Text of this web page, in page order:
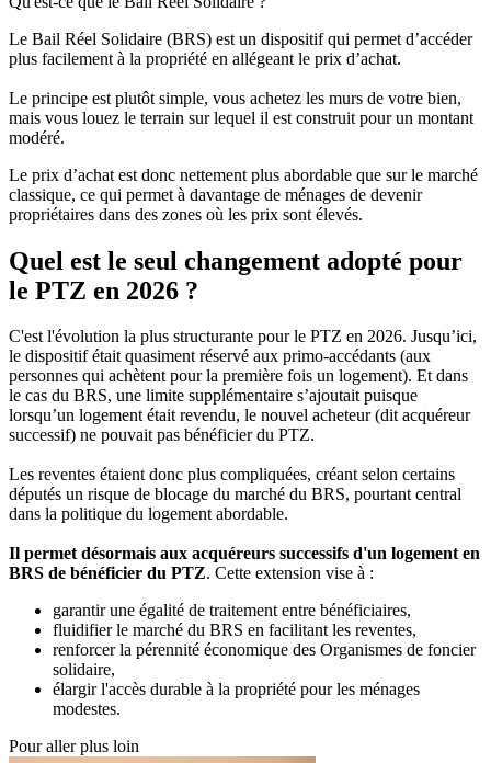
Le Bail Réel Solidaire (BRS) est un dispositif qui permet d’accéder
plus facilement à la propriété en allégeant le prix d’achat.
Le principe est plutôt simple, vous achetez les murs de votre bien,
mais vous louez le terrain sur lequel il est construit pour un montant
modéré.
Le prix d’achat est donc nettement plus abordable que sur le marché
classique, ce qui permet à davantage de ménages de devenir
propriétaires dans des zones où les prix sont élevés.
Quel est le seul changement adopté pour
le PTZ en 2026 ?
C'est l'évolution la plus structurante pour le PTZ en 2026. Jusqu’ici,
le dispositif était quasiment réservé aux primo-accédants (aux
personnes qui achètent pour la première fois un logement). Et dans
le cas du BRS, une limite supplémentaire s’ajoutait puisque
lorsqu’un logement était revendu, le nouvel acheteur (dit acquéreur
successif) ne pouvait pas bénéficier du PTZ.
Les reventes étaient donc plus compliquées, créant selon certains
députés un risque de blocage du marché du BRS, pourtant central
dans la politique du logement abordable.
Il permet désormais aux acquéreurs successifs d'un logement en
BRS de bénéficier du PTZ. Cette extension vise à :
garantir une égalité de traitement entre bénéficiaires,
fluidifier le marché du BRS en facilitant les reventes,
renforcer la pérennité économique des Organismes de foncier
solidaire,
élargir l'accès durable à la propriété pour les ménages
modestes.
Pour aller plus loin